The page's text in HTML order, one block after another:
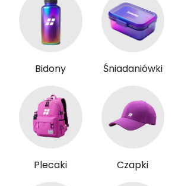
Bidony Śniadaniówki
Plecaki Czapki